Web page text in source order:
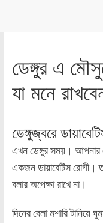
ডেঙ্গুর এ
যা মনে
ডেঙ্গুজ্বরে
এখন ডেঙ্গুর সময়। আপনার
একজন ডায়াবেটিস রোগী।
বলার অপেক্ষা রাখে না।
দিনের বেলা মশারি